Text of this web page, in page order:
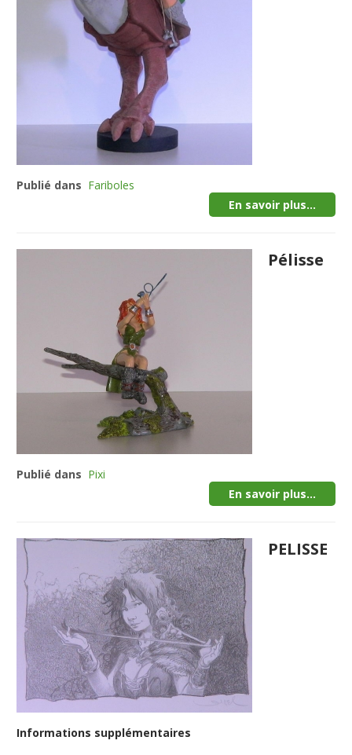
Publié dans Fariboles
En savoir plus...
Pélisse
Publié dans Pixi
En savoir plus...
PELISSE
Informations supplémentaires